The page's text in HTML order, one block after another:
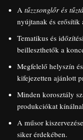
A tűzzsonglőr és
nyújtanak és erősítik
Tematikus és
beilleszthetők a
Megfelelő helyszín
kifejezetten ajánlott
Minden korosztály
produkciókat
A műsor
siker érdekében.